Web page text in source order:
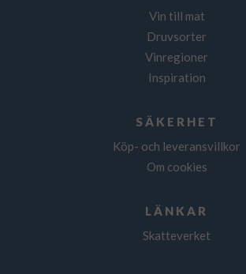
Vin till mat
Druvsorter
Vinregioner
Inspiration
SÄKERHET
Köp- och leveransvillkor
Om cookies
LÄNKAR
Skatteverket